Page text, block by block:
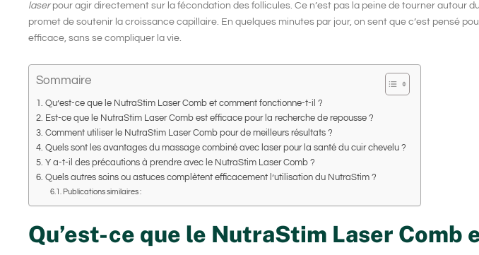
laserpour agir directement sur la fécondation des follicules. Ce n’est pas la peine de tourner autour
promet de soutenir la croissance capillaire. En quelques minutes par jour, on sent que c’est pensé
efficace, sans se compliquer la vie.
Sommaire
Qu’est-ce que le NutraStim Laser Comb et comment fonctionne-t-il ?
Est-ce que le NutraStim Laser Comb est efficace pour la recherche de repousse ?
Comment utiliser le NutraStim Laser Comb pour de meilleurs résultats ?
Quels sont les avantages du massage combiné avec laser pour la santé du cuir chevelu ?
Y a-t-il des précautions à prendre avec le NutraStim Laser Comb ?
Quels autres soins ou astuces complètent efficacement l’utilisation du NutraStim ?
Publications similaires :
Qu’est-ce que le NutraStim Laser Comb